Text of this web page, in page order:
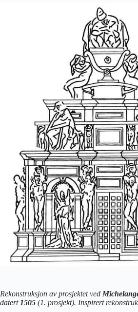
Rekonstruksjon av prosjektet ved
datert1505 (1. prosjekt). Inspirert